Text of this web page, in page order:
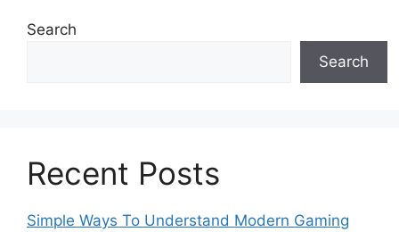
Search
Search
Recent Posts
Simple Ways To Understand Modern Gaming